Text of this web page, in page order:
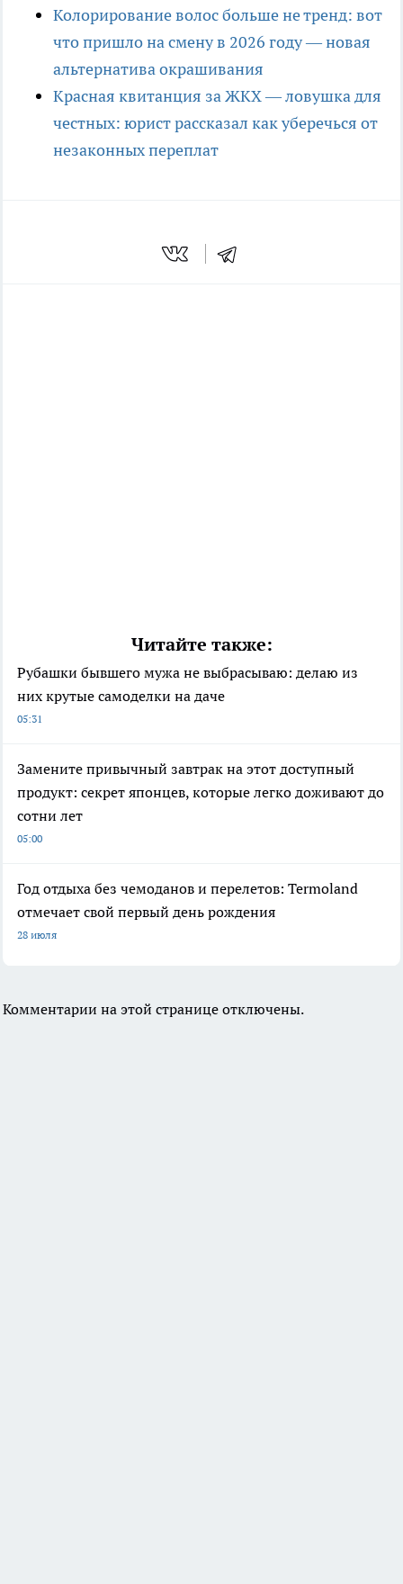
Колорирование волос больше не тренд: вот
что пришло на смену в 2026 году — новая
альтернатива окрашивания
Красная квитанция за ЖКХ — ловушка для
честных: юрист рассказал как уберечься от
незаконных переплат
Читайте также:
Рубашки бывшего мужа не выбрасываю: делаю из
них крутые самоделки на даче
05:31
Замените привычный завтрак на этот доступный
продукт: секрет японцев, которые легко доживают до
сотни лет
05:00
Год отдыха без чемоданов и перелетов: Termoland
отмечает свой первый день рождения
28 июля
Комментарии на этой странице отключены.